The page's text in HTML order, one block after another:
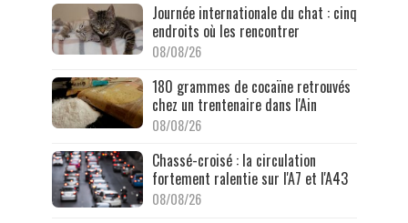
Journée internationale du chat : cinq
endroits où les rencontrer
08/08/26
180 grammes de cocaïne retrouvés
chez un trentenaire dans l'Ain
08/08/26
Chassé-croisé : la circulation
fortement ralentie sur l'A7 et l'A43
08/08/26